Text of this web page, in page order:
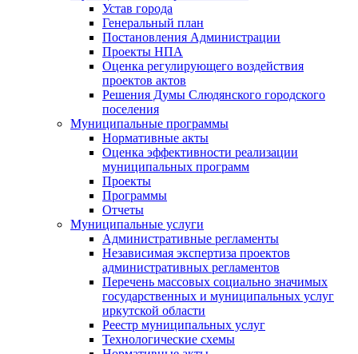
Устав города
Генеральный план
Постановления Администрации
Проекты НПА
Оценка регулирующего воздействия
проектов актов
Решения Думы Слюдянского городского
поселения
Муниципальные программы
Нормативные акты
Оценка эффективности реализации
муниципальных программ
Проекты
Программы
Отчеты
Муниципальные услуги
Административные регламенты
Независимая экспертиза проектов
административных регламентов
Перечень массовых социально значимых
государственных и муниципальных услуг
иркутской области
Реестр муниципальных услуг
Технологические схемы